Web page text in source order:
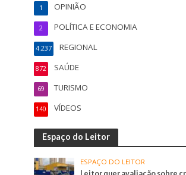
OPINIÃO
1
POLÍTICA E ECONOMIA
2
REGIONAL
4.237
SAÚDE
872
TURISMO
69
VÍDEOS
140
Espaço do Leitor
ESPAÇO DO LEITOR